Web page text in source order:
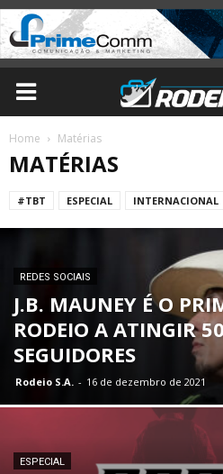
Home Matérias
MATÉRIAS
#TBT ESPECIAL INTERNACIONAL
REDES SOCIAIS
J.B. MAUNEY É O
RODEIO A ATINGIR
SEGUIDORES
Rodeio S.A. - 16 de dezembro de 2021
ESPECIAL